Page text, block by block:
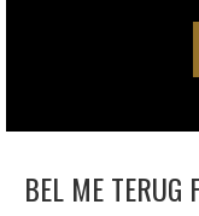
BEL ME TERUG